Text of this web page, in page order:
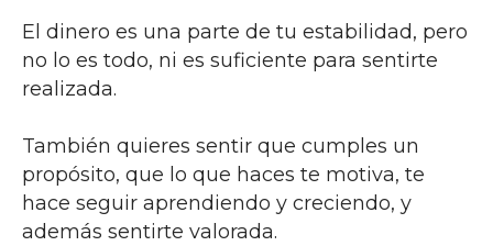
El dinero es una parte de tu estabilidad, pero
no lo es todo, ni es suficiente para sentirte
realizada.
También quieres sentir que cumples un
propósito, que lo que haces te motiva, te
hace seguir aprendiendo y creciendo, y
además sentirte valorada.